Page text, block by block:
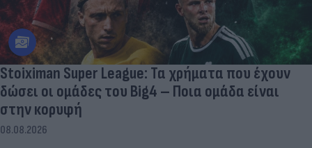
Stoiximan Super League: Τα χρήματα που έχουν
δώσει οι ομάδες του Big4 – Ποια ομάδα είναι
στην κορυφή
08.08.2026